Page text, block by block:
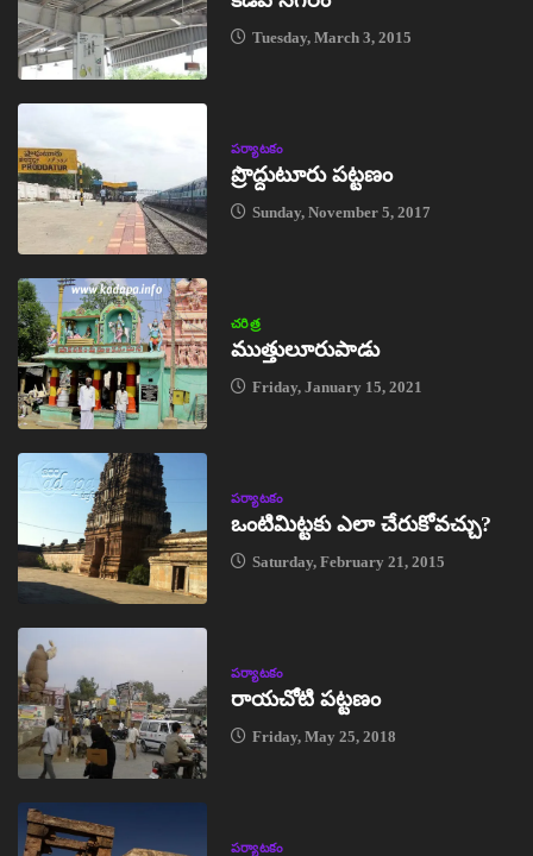
Tuesday, March 3, 2015
పర్యాటకం
ప్రొద్దుటూరు పట్టణం
Sunday, November 5, 2017
చరిత్ర
ముత్తులూరుపాడు
Friday, January 15, 2021
పర్యాటకం
ఒంటిమిట్టకు ఎలా చేరుకోవచ్చు?
Saturday, February 21, 2015
పర్యాటకం
రాయచోటి పట్టణం
Friday, May 25, 2018
పర్యాటకం